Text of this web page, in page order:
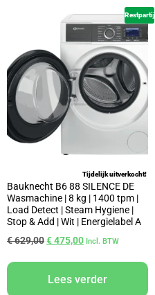
Restpartij
Tijdelijk uitverkocht!
Bauknecht B6 88 SILENCE DE
Wasmachine | 8 kg | 1400 tpm |
Load Detect | Steam Hygiene |
Stop & Add | Wit | Energielabel A
€629,00€475,00 Incl. BTW
Lees verder